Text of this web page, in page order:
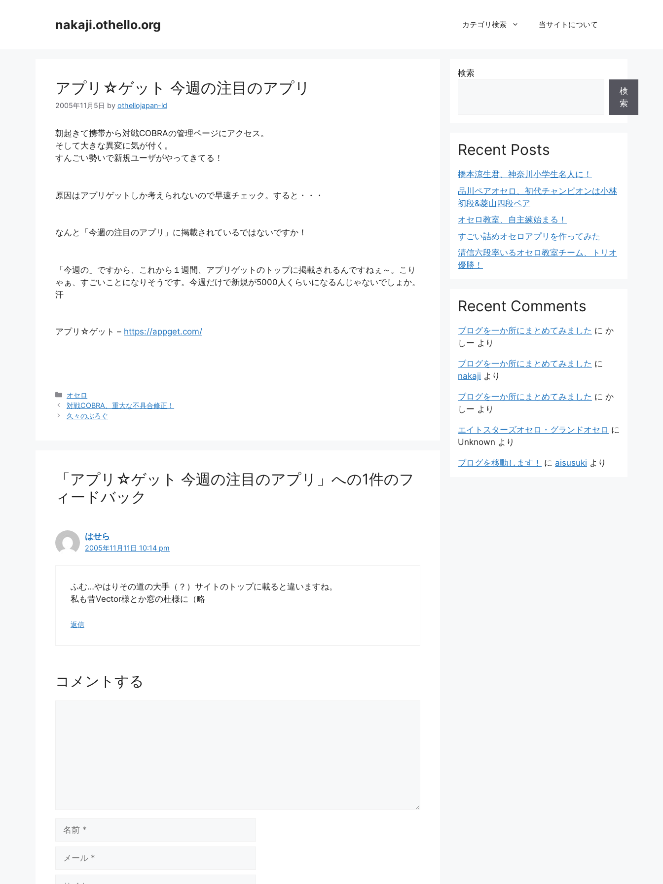
nakaji.othello.org カテゴリ検索 当サイトについて
アプリ☆ゲット 今週の注目のアプリ
2005年11月5日 by othellojapan-ld
朝起きて携帯から対戦COBRAの管理ページにアクセス。
そして大きな異変に気が付く。
すんごい勢いで新規ユーザがやってきてる！
原因はアプリゲットしか考えられないので早速チェック。すると・・・
なんと「今週の注目のアプリ」に掲載されているではないですか！
「今週の」ですから、これから１週間、アプリゲットのトップに掲載されるんですねぇ～。こり
ゃぁ、すごいことになりそうです。今週だけで新規が5000人くらいになるんじゃないでしょか。
汗
アプリ☆ゲット – https://appget.com/
カ
テ
ゴ
オセロ
対戦COBRA、重大な不具合修正！
久々のぶろぐ
「アプリ☆ゲット 今週の注目のアプリ」への1件のフ
ィードバック
はせら
2005年11月11日 10:14 pm
ふむ…やはりその道の大手（？）サイトのトップに載ると違いますね。
私も昔Vector様とか窓の杜様に（略
返信
コメントする
検索
検
索
Recent Posts
橋本涼生君、神奈川小学生名人に！
品川ペアオセロ、初代チャンピオンは小林
初段&菱山四段ペア
オセロ教室、自主練始まる！
すごい詰めオセロアプリを作ってみた
清信六段率いるオセロ教室チーム、トリオ
優勝！
Recent Comments
ブログを一か所にまとめてみました に か
しー より
ブログを一か所にまとめてみました に
nakaji より
ブログを一か所にまとめてみました に か
しー より
エイトスターズオセロ・グランドオセロ に
Unknown より
ブログを移動します！ に aisusuki より